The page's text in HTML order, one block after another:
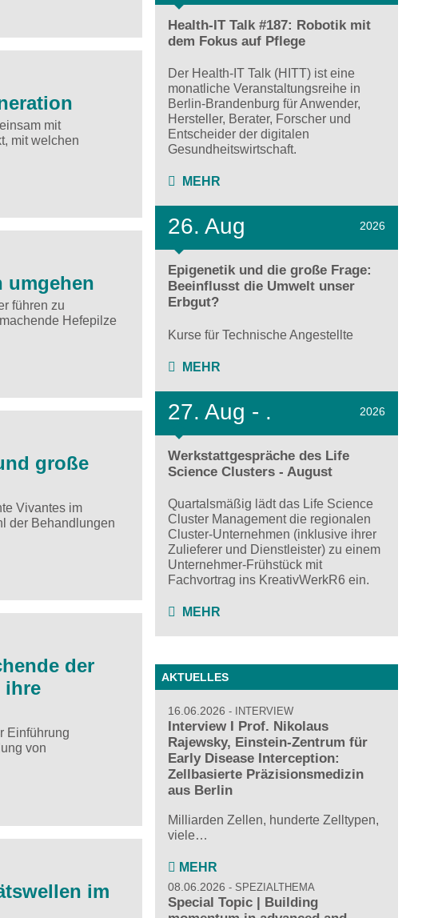
mit
mit welchen
umgehen
führen zu
Hefepilze
große
Vivantes im
der Behandlungen
der
ihre
Einführung
von
im
Health-IT Talk #187: Robotik mit
dem Fokus auf Pflege
Der Health-IT Talk (HITT) ist eine
monatliche Veranstaltungsreihe in
Berlin-Brandenburg für Anwender,
Hersteller, Berater, Forscher und
Entscheider der digitalen
Gesundheitswirtschaft.
MEHR
26. Aug 2026
Epigenetik und die große Frage:
Beeinflusst die Umwelt unser
Erbgut?
Kurse für Technische Angestellte
MEHR
27. Aug - . 2026
Werkstattgespräche des Life
Science Clusters - August
Quartalsmäßig lädt das Life Science
Cluster Management die regionalen
Cluster-Unternehmen (inklusive ihrer
Zulieferer und Dienstleister) zu einem
Unternehmer-Frühstück mit
Fachvortrag ins KreativWerkR6 ein.
MEHR
AKTUELLES
16.06.2026 INTERVIEW
Interview I Prof. Nikolaus
Rajewsky, Einstein-Zentrum für
Early Disease Interception:
Zellbasierte Präzisionsmedizin
aus Berlin
Milliarden Zellen, hunderte Zelltypen,
viele…
MEHR
08.06.2026 SPEZIALTHEMA
Special Topic | Building